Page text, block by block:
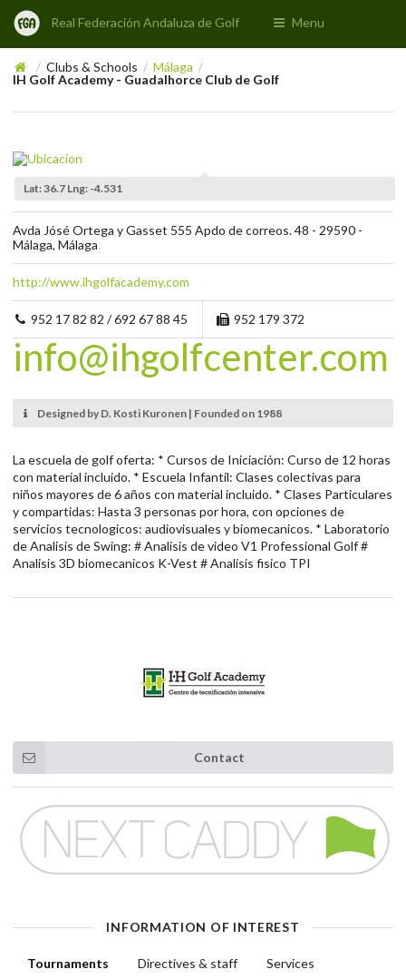
Real Federación Andaluza de Golf Menu
/ Clubs & Schools / Málaga /
IH Golf Academy - Guadalhorce Club de Golf
Lat: 36.7 Lng: -4.531
Avda Jósé Ortega y Gasset 555 Apdo de correos. 48 - 29590 -
Málaga, Málaga
http://www.ihgolfacademy.com
952 17 82 82 / 692 67 88 45 952 179 372
info@ihgolfcenter.com
Designed by D. Kosti Kuronen | Founded on 1988
La escuela de golf oferta: * Cursos de Iniciación: Curso de 12 horas
con material incluido. * Escuela Infantil: Clases colectivas para
niños mayores de 6 años con material incluido. * Clases Particulares
y compartidas: Hasta 3 personas por hora, con opciones de
servicios tecnologicos: audiovisuales y biomecanicos. * Laboratorio
de Analisis de Swing: # Analisis de video V1 Professional Golf #
Analisis 3D biomecanicos K-Vest # Analisis fisico TPI
Contact
INFORMATION OF INTEREST
Tournaments Directives & staff Services